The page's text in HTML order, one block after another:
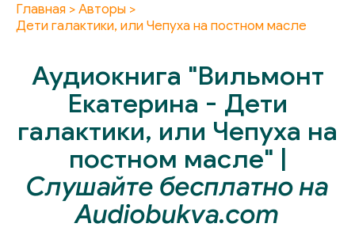
Главная
Авторы
Дети галактики, или Чепуха на постном масле
Аудиокнига "Вильмонт
Екатерина - Дети
галактики, или Чепуха на
постном масле" |
Слушайте бесплатно на
Audiobukva.com